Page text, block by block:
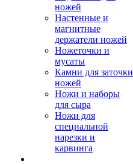
ножей
Настенные и
магнитные
держатели ножей
Ножеточки и
мусаты
Камни для заточки
ножей
Ножи и наборы
для сыра
Ножи для
специальной
нарезки и
карвинга